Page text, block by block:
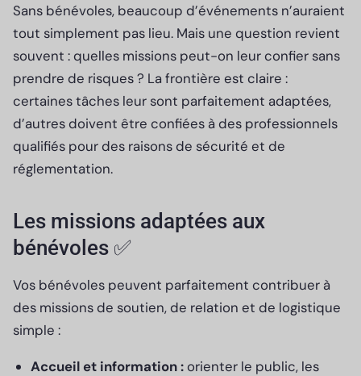
Sans bénévoles, beaucoup d’événements n’auraient
tout simplement pas lieu. Mais une question revient
souvent : quelles missions peut-on leur confier sans
prendre de risques ? La frontière est claire :
certaines tâches leur sont parfaitement adaptées,
d’autres doivent être confiées à des professionnels
qualifiés pour des raisons de sécurité et de
réglementation.
Les missions adaptées aux
bénévoles ✅
Vos bénévoles peuvent parfaitement contribuer à
des missions de soutien, de relation et de logistique
simple :
Accueil et information :orienter le public, les